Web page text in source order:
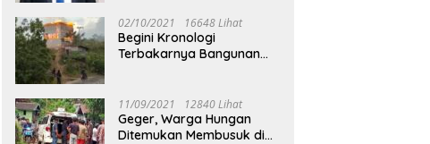
02/10/2021 16648 Lihat
Begini Kronologi
Terbakarnya Bangunan
11/09/2021 12840 Lihat
Geger, Warga Hungan
Ditemukan Membusuk di